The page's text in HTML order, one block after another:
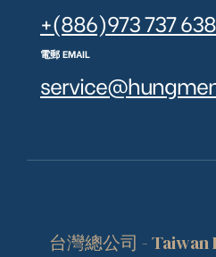
+(886)973 737 638
電郵 EMAIL
台灣總公司 - Taiwan